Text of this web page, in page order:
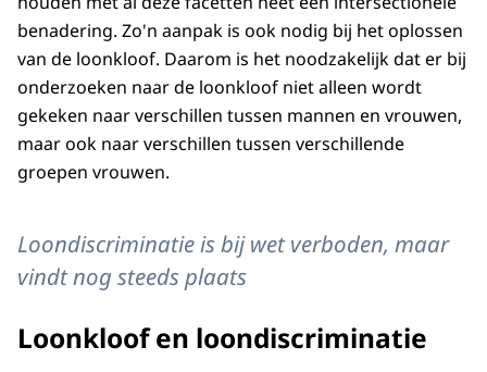
benadering. Zo'n aanpak is ook nodig bij het oplossen
van de loonkloof. Daarom is het noodzakelijk dat er bij
onderzoeken naar de loonkloof niet alleen wordt
gekeken naar verschillen tussen mannen en vrouwen,
maar ook naar verschillen tussen verschillende
groepen vrouwen.
Loondiscriminatie is bij wet verboden, maar
vindt nog steeds plaats
Loonkloof en loondiscriminatie